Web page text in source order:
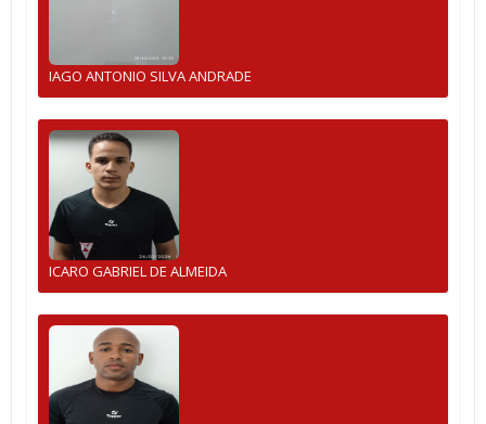
IAGO ANTONIO SILVA ANDRADE
ICARO GABRIEL DE ALMEIDA